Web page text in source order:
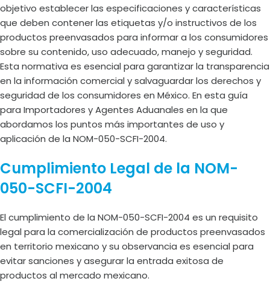
objetivo establecer las especificaciones y características
que deben contener las etiquetas y/o instructivos de los
productos preenvasados para informar a los consumidores
sobre su contenido, uso adecuado, manejo y seguridad.
Esta normativa es esencial para garantizar la transparencia
en la información comercial y salvaguardar los derechos y
seguridad de los consumidores en México. En esta guía
para Importadores y Agentes Aduanales en la que
abordamos los puntos más importantes de uso y
aplicación de la NOM-050-SCFI-2004.
Cumplimiento Legal de la NOM-
050-SCFI-2004
El cumplimiento de la NOM-050-SCFI-2004 es un requisito
legal para la comercialización de productos preenvasados
en territorio mexicano y su observancia es esencial para
evitar sanciones y asegurar la entrada exitosa de
productos al mercado mexicano.